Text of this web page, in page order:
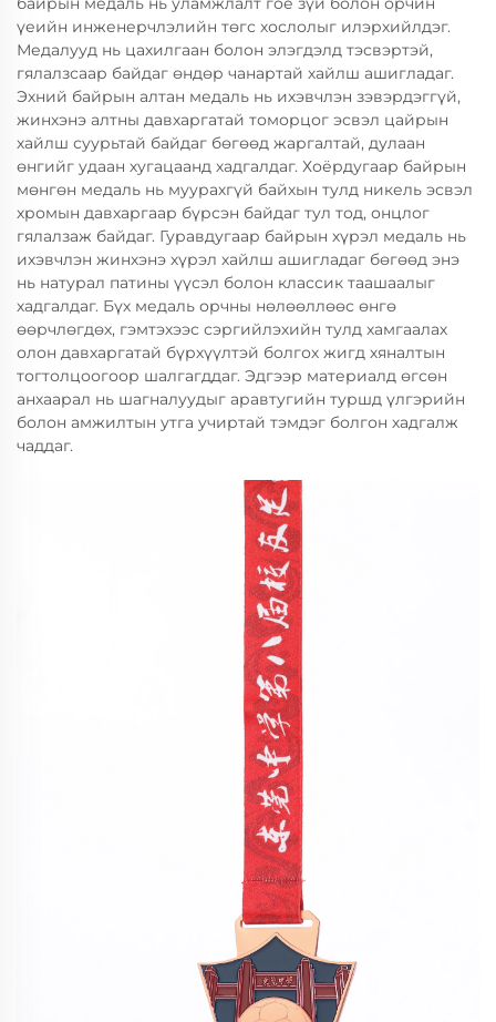
үеийн инженерчлэлийн төгс хослолыг илэрхийлдэг.
Медалууд нь цахилгаан болон элэгдэлд тэсвэртэй,
гялалзсаар байдаг өндөр чанартай хайлш ашигладаг.
Эхний байрын алтан медаль нь ихэвчлэн зэвэрдэггүй,
жинхэнэ алтны давхаргатай томорцог эсвэл цайрын
хайлш суурьтай байдаг бөгөөд жаргалтай, дулаан
өнгийг удаан хугацаанд хадгалдаг. Хоёрдугаар байрын
мөнгөн медаль нь муурахгүй байхын тулд никель эсвэл
хромын давхаргаар бүрсэн байдаг тул тод, онцлог
гялалзаж байдаг. Гуравдугаар байрын хүрэл медаль нь
ихэвчлэн жинхэнэ хүрэл хайлш ашигладаг бөгөөд энэ
нь натурал патины үүсэл болон классик таашаалыг
хадгалдаг. Бүх медаль орчны нөлөөллөөс өнгө
өөрчлөгдөх, гэмтэхээс сэргийлэхийн тулд хамгаалах
олон давхаргатай бүрхүүлтэй болгох жигд хяналтын
тогтолцоогоор шалгагддаг. Эдгээр материалд өгсөн
анхаарал нь шагналуудыг аравтугийн туршд үлгэрийн
болон амжилтын утга учиртай тэмдэг болгон хадгалж
чаддаг.